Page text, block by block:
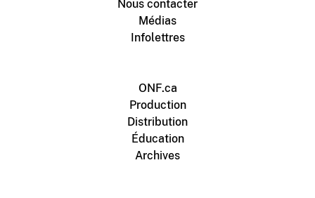
Nous contacter
Médias
Infolettres
ONF.ca
Production
Distribution
Éducation
Archives